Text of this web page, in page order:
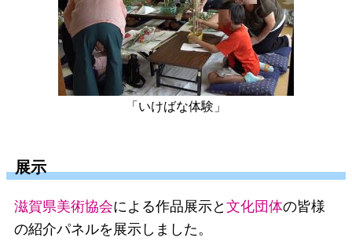
「いけばな体験」
展示
滋賀県美術協会による作品展示と 文化団体の皆様
の紹介パネルを展示しました。